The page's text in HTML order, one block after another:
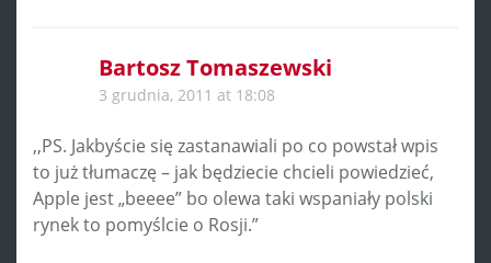
Bartosz Tomaszewski
3 grudnia, 2011 at 18:08
,,PS. Jakbyście się zastanawiali po co powstał wpis
to już tłumaczę – jak będziecie chcieli powiedzieć,
Apple jest „beeee” bo olewa taki wspaniały polski
rynek to pomyślcie o Rosji.”